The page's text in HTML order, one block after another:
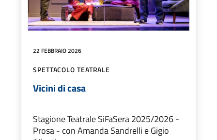
22 FEBBRAIO 2026
SPETTACOLO TEATRALE
Vicini di casa
Stagione Teatrale SiFaSera 2025/2026 -
Prosa - con Amanda Sandrelli e Gigio